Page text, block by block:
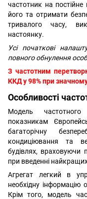
частотник на
його та отримати
тривалого часу,
настоянку.
Усі початкові
повного обнулення
З частотним
ККД у 98% при
Особливості
Модель частотного
показникам
багаторічну
кондиціювання та
будівлях, враховуючи
при введенні
Агрегат легкий в
необхідну інформацію
Крім того, модель